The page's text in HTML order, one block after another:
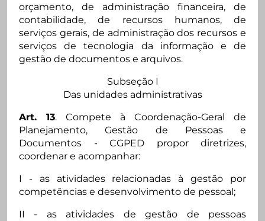
orçamento, de administração financeira, de
contabilidade, de recursos humanos, de
serviços gerais, de administração dos recursos e
serviços de tecnologia da informação e de
gestão de documentos e arquivos.
Subseção I
Das unidades administrativas
Art. 13. Compete à Coordenação-Geral de
Planejamento, Gestão de Pessoas e
Documentos - CGPED propor diretrizes,
coordenar e acompanhar:
I - as atividades relacionadas à gestão por
competências e desenvolvimento de pessoal;
II - as atividades de gestão de pessoas